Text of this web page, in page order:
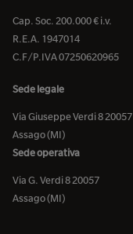
Cap. Soc. 200.000 € i.v.
R.E.A. 1947014
C.F/P.IVA 07250620965
Sede legale
Via Giuseppe Verdi 8 20057
Assago (MI)
Sede operativa
Via G. Verdi 8 20057
Assago (MI)